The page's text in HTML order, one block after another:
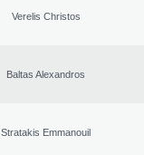
Verelis Christos
Baltas Alexandros
Stratakis Emmanouil